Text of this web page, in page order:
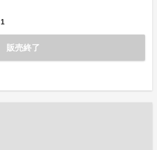
1
販売終了